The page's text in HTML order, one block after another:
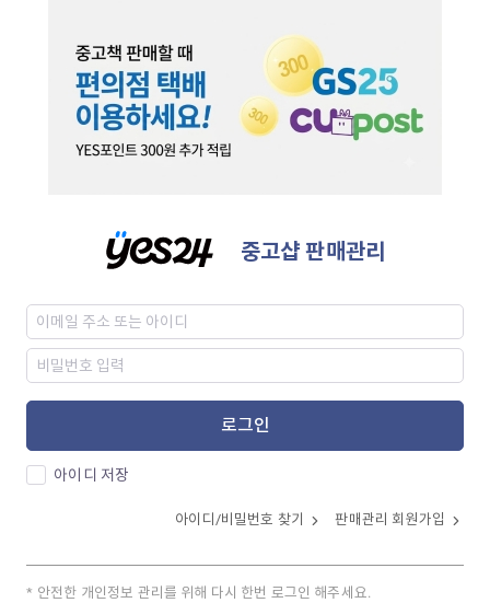
중고샵 판매관리
로그인
아이디 저장
아이디/비밀번호 찾기 판매관리 회원가입
안전한 개인정보 관리를 위해 다시 한번 로그인 해주세요.